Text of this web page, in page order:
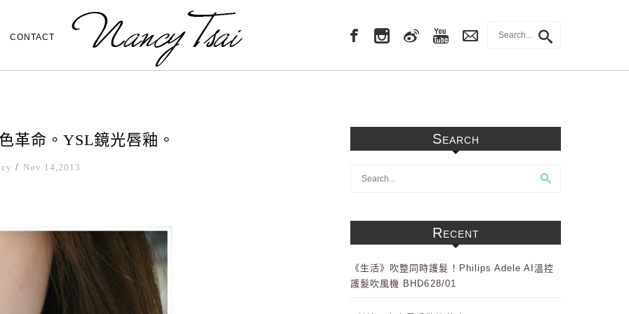
CONTACT
革命。YSL鏡光唇釉。
/ Nov 14,2013
Search
Recent
《生活》吹整同時護髮！Philips Adele AI溫控
護髮吹風機 BHD628/01